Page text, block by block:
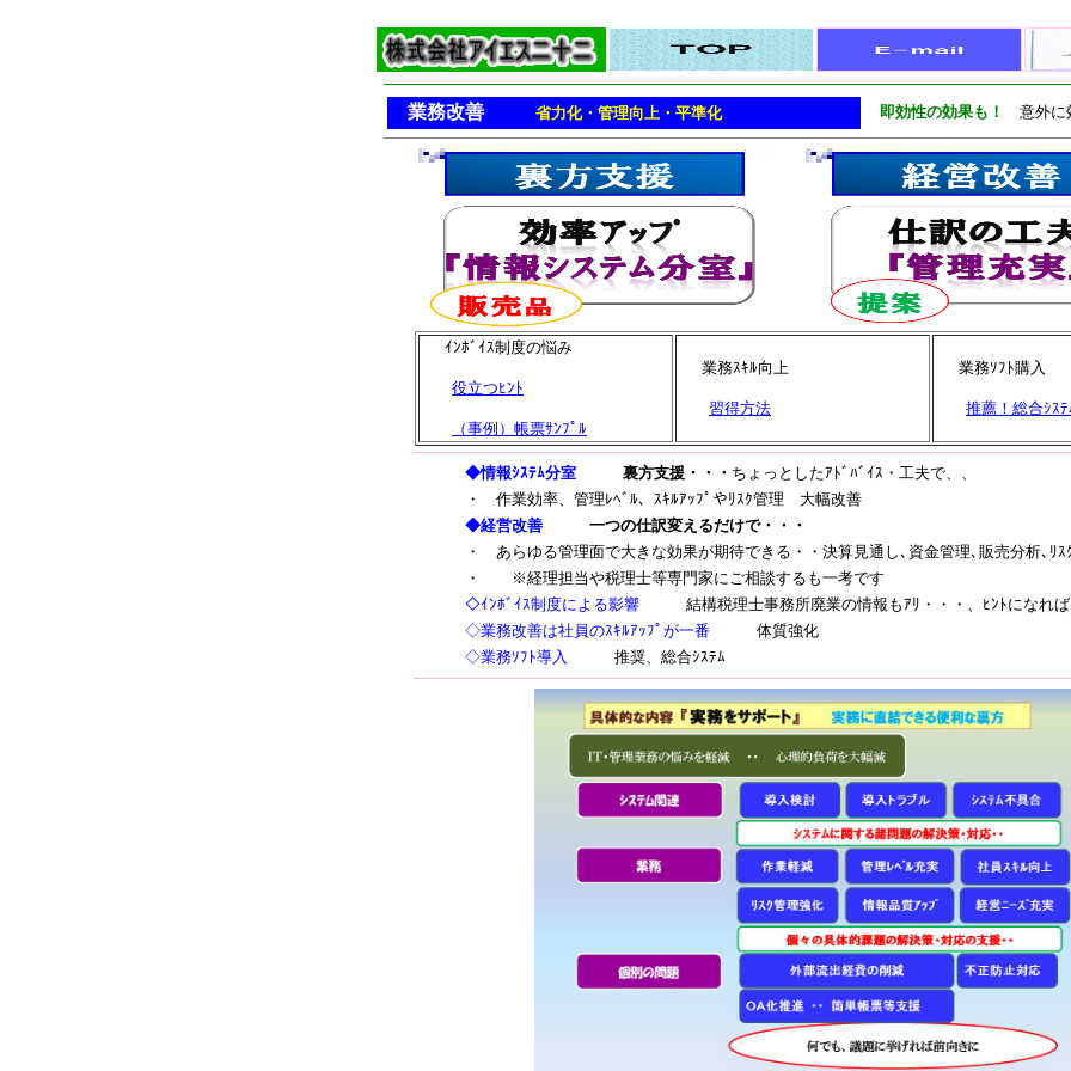
業務改善 省力化・管理向上・平準化 即効性の効果も！ 意外に
ｲﾝﾎﾞｲｽ制度の悩み
役立つﾋﾝﾄ
（事例）帳票ｻﾝﾌﾟﾙ
業務ｽｷﾙ向上
習得方法
業務ｿﾌﾄ購入
推薦！総合ｼｽﾃ
◆情報ｼｽﾃﾑ分室 裏方支援・・・ ちょっとしたｱﾄﾞﾊﾞｲｽ・工夫で、、
・
作業効率、管理ﾚﾍﾞﾙ、ｽｷﾙｱｯﾌﾟやﾘｽｸ管理 大幅改善
◆経営改善
一つの仕訳変えるだけで・・・
・
あらゆる管理面で大きな効果が期待できる・・決算見通し､資金管理､販売分析､ﾘｽ
・
※経理担当や税理士等専門家にご相談するも一考です
◇ｲﾝﾎﾞｲｽ制度による影響 結構税理士事務所廃業の情報もｱﾘ・・・、ﾋﾝﾄになれば
◇業務改善は社員のｽｷﾙｱｯﾌﾟが一番
体質強化
◇業務ｿﾌﾄ導入
推奨、総合ｼｽﾃﾑ